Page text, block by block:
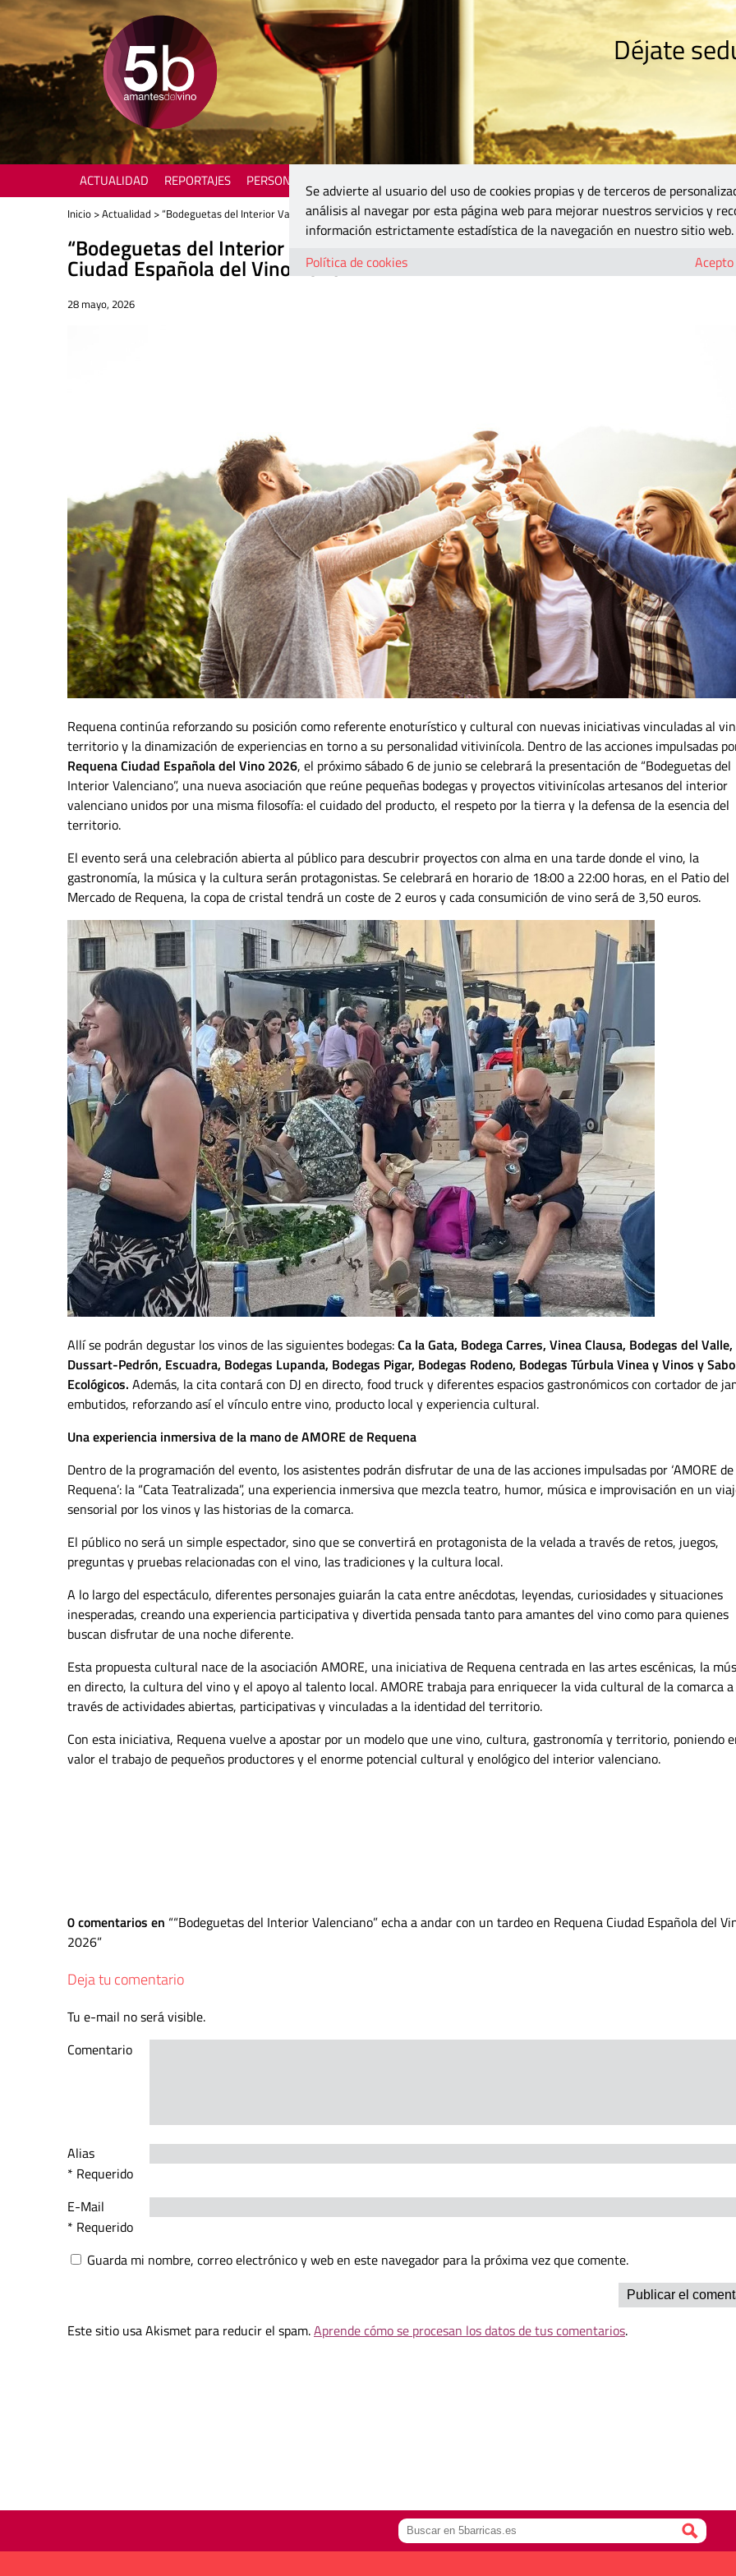
Déjate
ACTUALIDAD REPORTAJES PERSONAJES
Inicio >Actualidad > “Bodeguetas del Interior Valenciano” echa a andar con un tardeo en Requena Ciudad Española del Vino 2026
“Bodeguetas del Interior Valenciano” echa a andar con un tardeo en
Ciudad Española del Vino 2026
28 mayo, 2026
Requena continúa reforzando su posición como referente enoturístico y cultural con nuevas iniciativas vinculadas al
territorio y la dinamización de experiencias en torno a su personalidad vitivinícola. Dentro de las acciones impulsadas
Requena Ciudad Española del Vino 2026, el próximo sábado 6 de junio se celebrará la presentación de “Bodeguetas del
Interior Valenciano”, una nueva asociación que reúne pequeñas bodegas y proyectos vitivinícolas artesanos del interior
valenciano unidos por una misma filosofía: el cuidado del producto, el respeto por la tierra y la defensa de la esencia del
territorio.
El evento será una celebración abierta al público para descubrir proyectos con alma en una tarde donde el vino, la
gastronomía, la música y la cultura serán protagonistas. Se celebrará en horario de 18:00 a 22:00 horas, en el Patio del
Mercado de Requena, la copa de cristal tendrá un coste de 2 euros y cada consumición de vino será de 3,50 euros.
Allí se podrán degustar los vinos de las siguientes bodegas:Ca la Gata, Bodega Carres, Vinea Clausa, Bodegas del Valle,
Dussart-Pedrón, Escuadra, Bodegas Lupanda, Bodegas Pigar, Bodegas Rodeno, Bodegas Túrbula Vinea y Vinos y
Ecológicos. Además, la cita contará con DJ en directo, food truck y diferentes espacios gastronómicos con cortador de
embutidos, reforzando así el vínculo entre vino, producto local y experiencia cultural.
Una experiencia inmersiva de la mano de AMORE de Requena
Dentro de la programación del evento, los asistentes podrán disfrutar de una de las acciones impulsadas por ‘AMORE de
Requena’: la “Cata Teatralizada”, una experiencia inmersiva que mezcla teatro, humor, música e improvisación en un
sensorial por los vinos y las historias de la comarca.
El público no será un simple espectador, sino que se convertirá en protagonista de la velada a través de retos, juegos,
preguntas y pruebas relacionadas con el vino, las tradiciones y la cultura local.
A lo largo del espectáculo, diferentes personajes guiarán la cata entre anécdotas, leyendas, curiosidades y situaciones
inesperadas, creando una experiencia participativa y divertida pensada tanto para amantes del vino como para quienes
buscan disfrutar de una noche diferente.
Esta propuesta cultural nace de la asociación AMORE, una iniciativa de Requena centrada en las artes escénicas, la
en directo, la cultura del vino y el apoyo al talento local. AMORE trabaja para enriquecer la vida cultural de la comarca a
través de actividades abiertas, participativas y vinculadas a la identidad del territorio.
Con esta iniciativa, Requena vuelve a apostar por un modelo que une vino, cultura, gastronomía y territorio, poniendo
valor el trabajo de pequeños productores y el enorme potencial cultural y enológico del interior valenciano.
0 comentarios en “Bodeguetas del Interior Valenciano” echa a andar con un tardeo en Requena Ciudad Española del
2026
Deja tu comentario
Tu e-mail no será visible.
Comentario
Alias
* Requerido
E-Mail
* Requerido
Guarda mi nombre, correo electrónico y web en este navegador para la próxima vez que comente.
Este sitio usa Akismet para reducir el spam.Aprende cómo se procesan los datos de tus comentarios.
Se advierte al usuario del uso de cookies propias y de terceros de
análisis al navegar por esta página web para mejorar nuestros servicios y
información estrictamente estadística de la navegación en nuestro sitio web.
Política de cookies
Acepto